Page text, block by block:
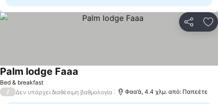
Bed & breakfast
Palm lodge Faaa
/ Δεν υπάρχει διαθέσιμη βαθμολογία Φαα’ά, 4.4 χλμ. από: Παπεέτε